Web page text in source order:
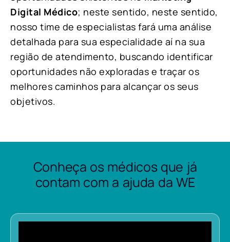
Digital Médico; neste sentido, neste sentido,
nosso time de especialistas fará uma análise
detalhada para sua especialidade aí na sua
região de atendimento, buscando identificar
oportunidades não exploradas e traçar os
melhores caminhos para alcançar os seus
objetivos.
Conheça os médicos que já
contam com a ajuda da WE